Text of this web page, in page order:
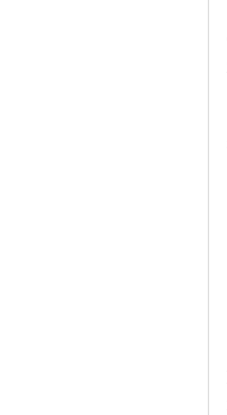
CONJONCTIVO-
SYNOVIAL
CONSERVATION
CONSTANTES
CONSTANTES
CONSTANTES
CONSTANTES
CONSTIPATION -
CONSTIPATION
CONSTIPATION